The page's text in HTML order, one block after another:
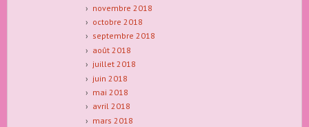
novembre 2018
octobre 2018
septembre 2018
août 2018
juillet 2018
juin 2018
mai 2018
avril 2018
mars 2018